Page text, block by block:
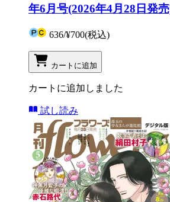
年6月号(2026年4月28日発
636/¥700(税込)
カートに追加
カートに追加しました
試し読み